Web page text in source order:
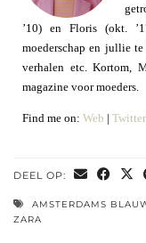
’10) en Floris (okt.
moederschap en jullie
verhalen etc. Kortom,
magazine voor moeders.
Find me on: Web |
DEEL OP:
AMSTERDAMS
ZARA